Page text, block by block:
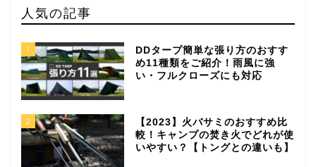
人気の記事
1
DDタープ簡単な張り方のおすす
め11種類をご紹介！雨風に強
い・フルクローズにも対応
2
【2023】火バサミのおすすめ比
較！キャンプの焚き火でどれが使
いやすい？【トングとの違いも】